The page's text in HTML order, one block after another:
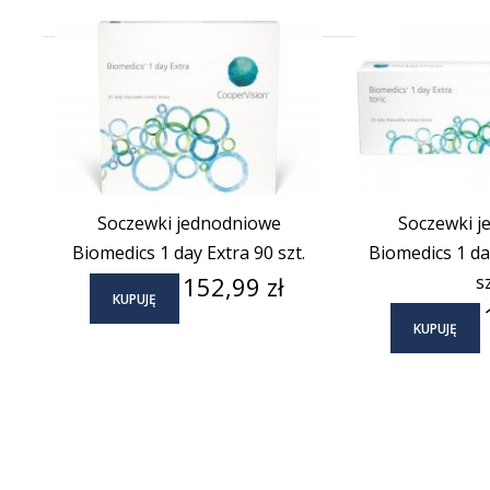
Soczewki jednodniowe
Biomedics 1 day Extra 90 szt.
KUPUJĘ Cena
152,99 zł
Soczewki
Biomedics 1
KUPUJĘ